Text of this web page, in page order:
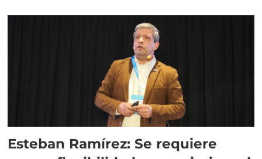
Esteban Ramírez: Se requiere